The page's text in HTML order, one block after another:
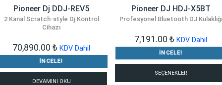
Pioneer Dj DDJ-REV5
2 Kanal Scratch-style Dj Kontrol
Cihazı
70,890.00 ₺ KDV Dahil
İNCELE!
DEVAMINI OKU
Pioneer DJ HDJ-X5BT
Profesyonel Bluetooth DJ Kulaklığı
7,191.00 ₺ KDV Dahil
İNCELE!
SEÇENEKLER